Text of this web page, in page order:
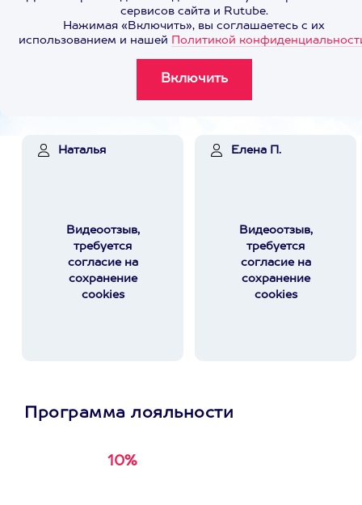
сервисов сайта и Rutube.
Нажимая «Включить», вы соглашаетесь с их
использованием и нашей Политикой
Наталья
Видеоотзыв,
требуется
согласие на
сохранение
cookies
Елена П.
Видеоотзыв,
требуется
согласие на
сохранение
cookies
Программа лояльности
10%